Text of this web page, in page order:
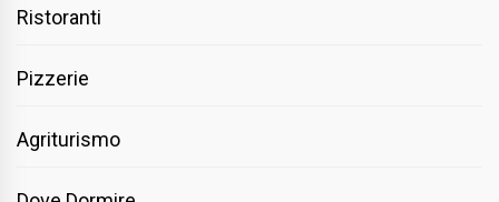
Ristoranti
Pizzerie
Agriturismo